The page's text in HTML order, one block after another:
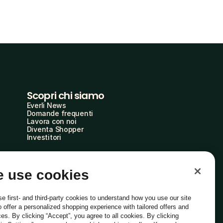
Scopri chi siamo
Everli News
Domande frequenti
Lavora con noi
Diventa Shopper
Investitori
use cookies
first- and third-party cookies to understand how you use our site
offer a personalized shopping experience with tailored offers and
By clicking “Accept”, you agree to all cookies. By clicking